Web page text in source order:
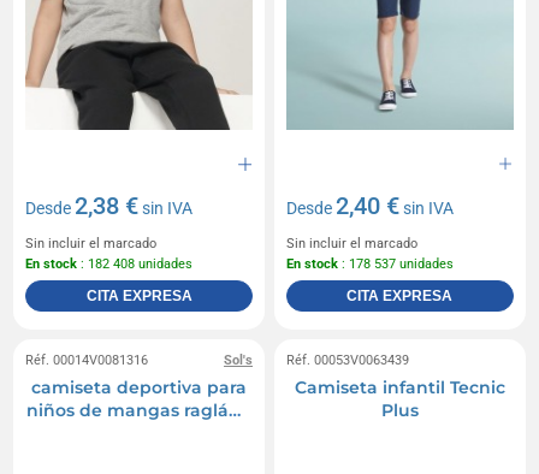
Desde2,38 €sin IVA
Sin incluir el marcado
En stock : 182 408 unidades
CITA EXPRESA
Desde2,40 €sin IVA
Sin incluir el marcado
En stock : 178 537 unidades
CITA EXPRESA
Sol's
Réf. 00014V0081316
camiseta deportiva para
niños de mangas raglán -
Réf. 00053V0063439
Camiseta infantil Tecnic
Plus